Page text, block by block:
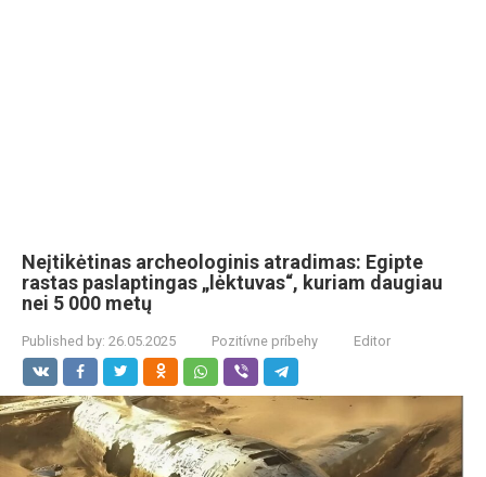
Neįtikėtinas archeologinis atradimas: Egipte
rastas paslaptingas „lėktuvas“, kuriam daugiau
nei 5 000 metų
Published by: 26.05.2025 Pozitívne príbehy Editor